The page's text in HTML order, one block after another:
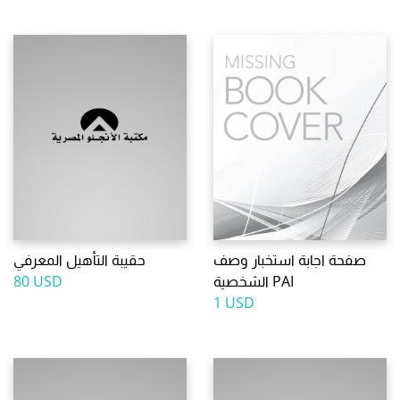
حقيبة التأهيل المعرفي
80 USD
صفحة اجابة استخبار وصف
الشخصية PAI
1 USD